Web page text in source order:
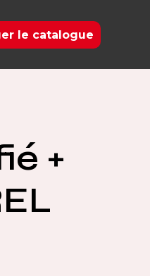
le catalogue
+